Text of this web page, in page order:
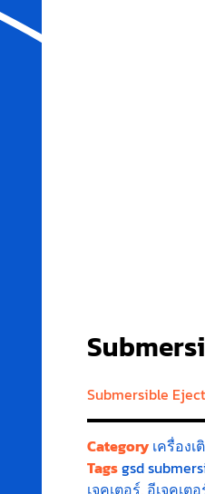
Submersible
Category เครื่อง
Tagsgsd
เจคเตอร์, อีเจคเต